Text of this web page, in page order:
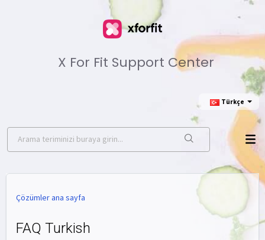
X For Fit Support Center
Türkçe
Çözümler ana sayfa
FAQ Turkish